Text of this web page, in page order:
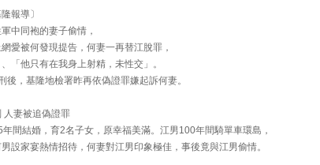
報導〕
中同袍的妻子偷情，
愛被何發現提告，何妻一再替江脫罪，
「他只有在我身上射精，未性交」。
後，基隆地檢署昨再依偽證罪嫌起訴何妻。
人妻被追偽證罪
間結婚，育2名子女，原幸福美滿。江男100年間騎單車環島，
設家宴熱情招待，何妻對江男印象極佳，事後竟與江男偷情。